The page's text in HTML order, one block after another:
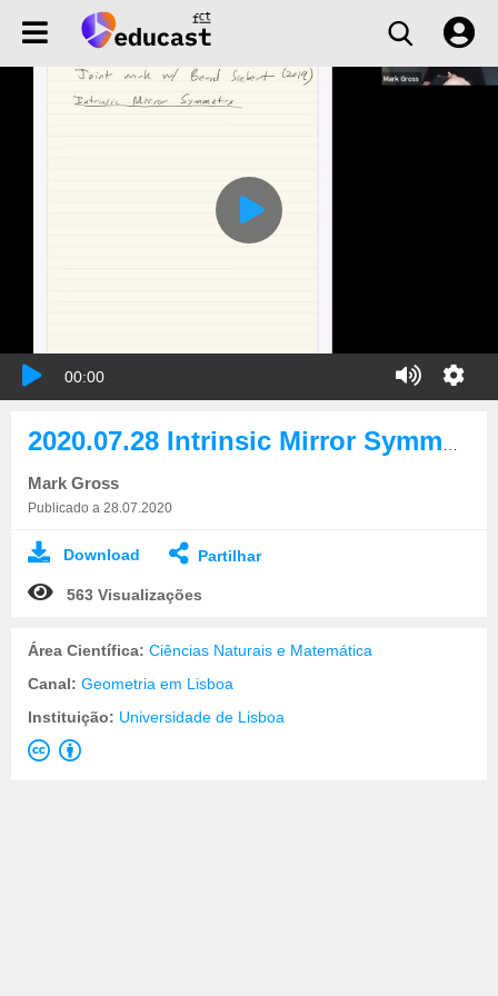
00:00
Mark Gross
Publicado a 28.07.2020
Download Partilhar
563 Visualizações
Área Científica: Ciências Naturais e Matemática
Canal: Geometria em Lisboa
Instituição: Universidade de Lisboa